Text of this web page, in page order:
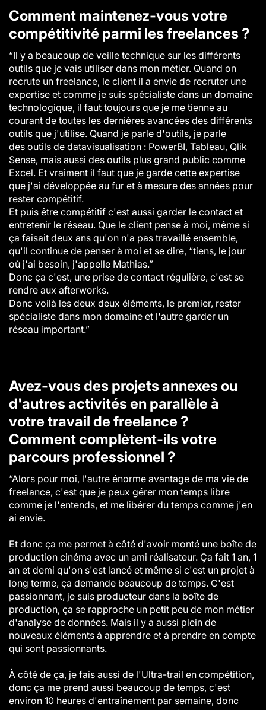
Comment maintenez-vous votre
compétitivité parmi les freelances ?
“Il y a beaucoup de veille technique sur les différents
outils que je vais utiliser dans mon métier. Quand on
recrute un freelance, le client il a envie de recruter une
expertise et comme je suis spécialiste dans un domaine
technologique, il faut toujours que je me tienne au
courant de toutes les dernières avancées des différents
outils que j'utilise. Quand je parle d'outils, je parle
des outils de datavisualisation : PowerBI, Tableau, Qlik
Sense, mais aussi des outils plus grand public comme
Excel. Et vraiment il faut que je garde cette expertise
que j'ai développée au fur et à mesure des années pour
rester compétitif.
Et puis être compétitif c'est aussi garder le contact et
entretenir le réseau. Que le client pense à moi, même si
ça faisait deux ans qu'on n'a pas travaillé ensemble,
qu'il continue de penser à moi et se dire, “tiens, le jour
où j'ai besoin, j'appelle Mathias.”
Donc ça c'est, une prise de contact régulière, c'est se
rendre aux afterworks.
Donc voilà les deux deux éléments, le premier, rester
spécialiste dans mon domaine et l'autre garder un
réseau important.”
Avez-vous des projets annexes ou
d'autres activités en parallèle à
votre travail de freelance ?
Comment complètent-ils votre
parcours professionnel ?
“Alors pour moi, l'autre énorme avantage de ma vie de
freelance, c'est que je peux gérer mon temps libre
comme je l'entends, et me libérer du temps comme j'en
ai envie.
Et donc ça me permet à côté d'avoir monté une boîte de
production cinéma avec un ami réalisateur. Ça fait 1 an, 1
an et demi qu'on s'est lancé et même si c'est un projet à
long terme, ça demande beaucoup de temps. C'est
passionnant, je suis producteur dans la boîte de
production, ça se rapproche un petit peu de mon métier
d'analyse de données. Mais il y a aussi plein de
nouveaux éléments à apprendre et à prendre en compte
qui sont passionnants.
À côté de ça, je fais aussi de l'Ultra-trail en compétition,
donc ça me prend aussi beaucoup de temps, c'est
environ 10 heures d'entraînement par semaine, donc